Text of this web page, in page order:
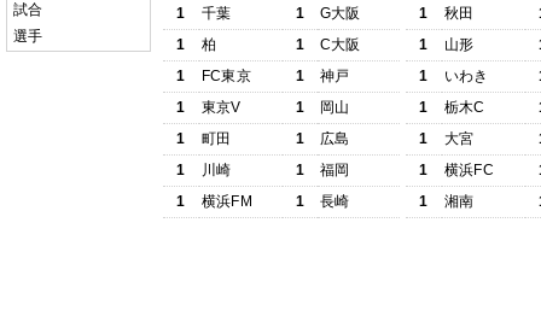
試合
選手
1
千葉 1
G大阪
1
柏 1
C大阪
1
FC東京 1
神戸
1
東京V 1
岡山
1
町田 1
広島
1
川崎 1
福岡
1
横浜FM 1 長崎
1
秋田
1
山形
1
いわき
1
栃木C
1
大宮
1
横浜FC
1
湘南